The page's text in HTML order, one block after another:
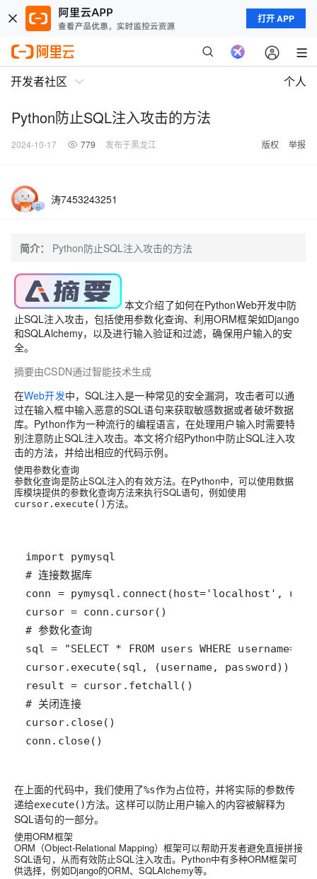
打开 APP
开发者社区 个人
Python防止SQL注入攻击的方法
2024-10-17 779 发布于黑龙江 版权 举报
涛7453243251
简介： Python防止SQL注入攻击的方法
本文介绍了如何在PythonWeb开发中防
止SQL注入攻击，包括使用参数化查询、利用ORM框架如Django
和SQLAlchemy，以及进行输入验证和过滤，确保用户输入的安
全。
摘要由CSDN通过智能技术生成
在Web开发中，SQL注入是一种常见的安全漏洞，攻击者可以通
过在输入框中输入恶意的SQL语句来获取敏感数据或者破坏数据
库。Python作为一种流行的编程语言，在处理用户输入时需要特
别注意防止SQL注入攻击。本文将介绍Python中防止SQL注入攻
击的方法，并给出相应的代码示例。
使用参数化查询
参数化查询是防止SQL注入的有效方法。在Python中，可以使用数据
库模块提供的参数化查询方法来执行SQL语句，例如使用
cursor.execute() 方法。
# 连接数据库
# 关闭连接
conn.close()
在上面的代码中，我们使用了%s作为占位符，并将实际的参数传
递给execute()方法。这样可以防止用户输入的内容被解释为
SQL语句的一部分。
使用ORM框架
ORM（Object-Relational Mapping）框架可以帮助开发者避免直接拼接
SQL语句，从而有效防止SQL注入攻击。Python中有多种ORM框架可
供选择，例如Django的ORM、SQLAlchemy等。